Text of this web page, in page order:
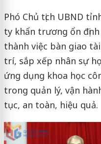
Phó Chủ tịch UBND
ty khẩn trương ổn
thành việc bàn giao
trí, sắp xếp nhân sự
ứng dụng khoa học
trong quản lý, vận
tục, an toàn, hiệu quả.